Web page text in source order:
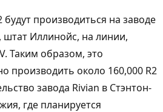
производиться на заводе
Иллинойс, на линии,
Таким образом, это
производить около 160,000 R2
завода Rivian в Стэнтон-
где планируется